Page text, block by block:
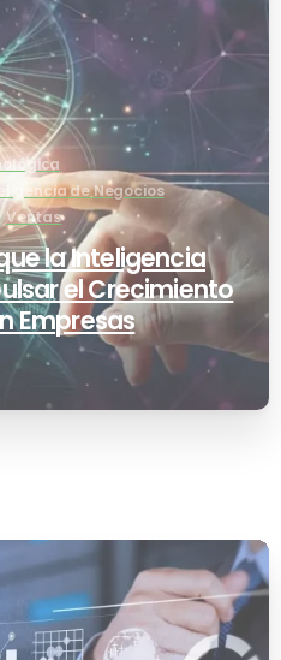
de Negocios
Ventas
la Inteligencia
el Crecimiento
Empresas
-